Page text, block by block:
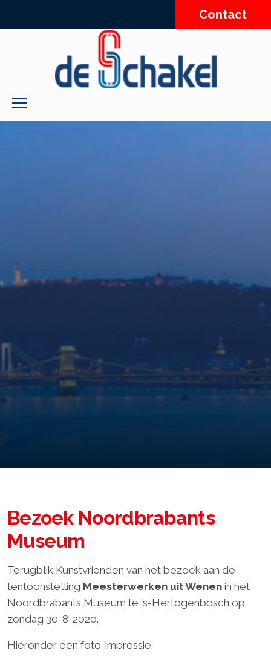
Contact
Bezoek Noordbrabants
Museum
Terugblik Kunstvrienden van het bezoek aan de
tentoonstelling Meesterwerken uit Wenen in het
Noordbrabants Museum te 's-Hertogenbosch op
zondag 30-8-2020.
Hieronder een foto-impressie.